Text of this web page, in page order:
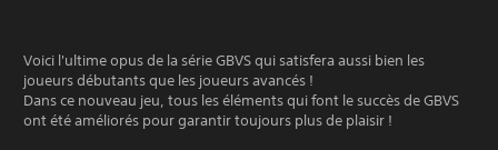
Voici l'ultime opus de la série GBVS qui satisfera aussi bien les
joueurs débutants que les joueurs avancés !
Dans ce nouveau jeu, tous les éléments qui font le succès de GBVS
ont été améliorés pour garantir toujours plus de plaisir !